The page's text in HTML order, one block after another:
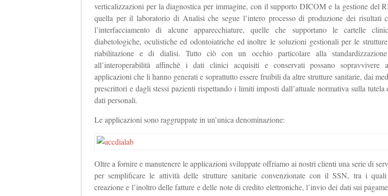
verticalizzazioni per la diagnostica per immagine, con il supporto DICOM e la gestione del
quella per il laboratorio di Analisi che segue l’intero processo di produzione dei risultati
l’interfacciamento di alcune apparecchiature, quelle che supportano le cartelle
diabetologiche, oculistiche ed odontoiatriche ed inoltre le soluzioni gestionali per le
riabilitazione e di dialisi. Tutto ciò con un occhio particolare alla
all’interoperabilità affinchè i dati clinici acquisiti e conservati possano sopravvivere
applicazioni che li hanno generati e soprattutto essere fruibili da altre strutture sanitarie, dai
prescrittori e dagli stessi pazienti rispettando i limiti imposti dall’attuale normativa sulla tutela
dati personali.
Le applicazioni sono raggruppate in un’unica denominazione:
Oltre a fornire e manutenere le applicazioni sviluppate offriamo ai nostri clienti una serie di
per semplificare le attività delle strutture sanitarie convenzionate con il SSN, tra i
creazione e l’inoltro delle fatture e delle note di credito elettroniche, l’invio dei dati sui